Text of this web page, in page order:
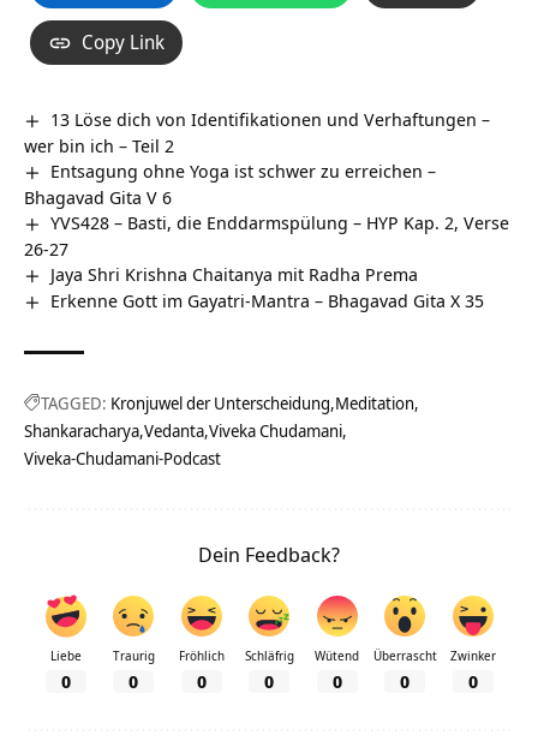
Copy Link
13 Löse dich von Identifikationen und Verhaftungen –
wer bin ich – Teil 2
Entsagung ohne Yoga ist schwer zu erreichen –
Bhagavad Gita V 6
YVS428 – Basti, die Enddarmspülung – HYP Kap. 2, Verse
26-27
Jaya Shri Krishna Chaitanya mit Radha Prema
Erkenne Gott im Gayatri-Mantra – Bhagavad Gita X 35
TAGGED: Kronjuwel der Unterscheidung Meditation
Shankaracharya Vedanta Viveka Chudamani
Viveka-Chudamani-Podcast
Dein Feedback?
Liebe
0
Traurig
0
Fröhlich
0
Schläfrig
0
Wütend
0
Überrascht
0
Zwinker
0